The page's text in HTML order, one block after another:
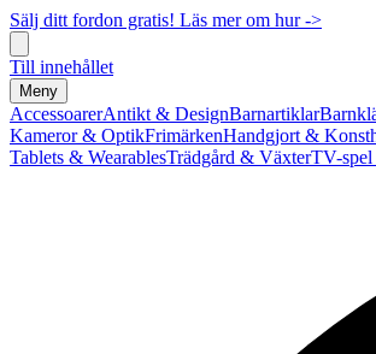
Sälj ditt fordon gratis! Läs mer om hur ->
Till innehållet
Meny
AccessoarerAntikt & DesignBarnartiklar
Kameror & OptikFrimärkenHandgjort &
Tablets & WearablesTrädgård & VäxterTV-